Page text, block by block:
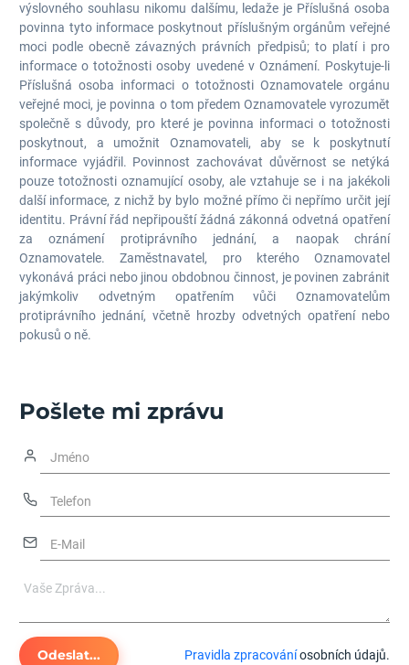
výslovného souhlasu nikomu dalšímu, ledaže je Příslušná osoba
povinna tyto informace poskytnout příslušným orgánům veřejné
moci podle obecně závazných právních předpisů; to platí i pro
informace o totožnosti osoby uvedené v Oznámení. Poskytuje-li
Příslušná osoba informaci o totožnosti Oznamovatele orgánu
veřejné moci, je povinna o tom předem Oznamovatele vyrozumět
společně s důvody, pro které je povinna informaci o totožnosti
poskytnout, a umožnit Oznamovateli, aby se k poskytnutí
informace vyjádřil. Povinnost zachovávat důvěrnost se netýká
pouze totožnosti oznamující osoby, ale vztahuje se i na jakékoli
další informace, z nichž by bylo možné přímo či nepřímo určit její
identitu. Právní řád nepřipouští žádná zákonná odvetná opatření
za oznámení protiprávního jednání, a naopak chrání
Oznamovatele. Zaměstnavatel, pro kterého Oznamovatel
vykonává práci nebo jinou obdobnou činnost, je povinen zabránit
jakýmkoliv odvetným opatřením vůči Oznamovatelům
protiprávního jednání, včetně hrozby odvetných opatření nebo
pokusů o ně.
Pošlete mi zprávu
Odeslat... Pravidla zpracováníosobních údajů.